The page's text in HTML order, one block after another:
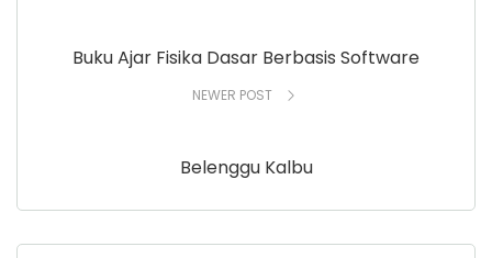
Buku Ajar Fisika Dasar Berbasis Software
NEWER POST
Belenggu Kalbu